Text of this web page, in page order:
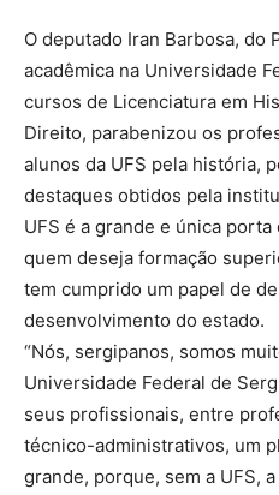
O deputado Iran Barbosa, do
acadêmica na Universidade
cursos de Licenciatura em
Direito, parabenizou os
alunos da UFS pela história,
destaques obtidos pela
UFS é a grande e única
quem deseja formação
tem cumprido um papel de
desenvolvimento do estado.
“Nós, sergipanos, somos
Universidade Federal de
seus profissionais, entre
técnico-administrativos, um
grande, porque, sem a UFS,